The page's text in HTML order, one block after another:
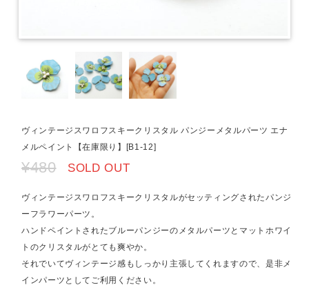
ヴィンテージスワロフスキークリスタル パンジーメタルパーツ エナ
メルペイント【在庫限り】[B1-12]
¥480 SOLD OUT
ヴィンテージスワロフスキークリスタルがセッティングされたパンジ
ーフラワーパーツ。
ハンドペイントされたブルーパンジーのメタルパーツとマットホワイ
トのクリスタルがとても爽やか。
それでいてヴィンテージ感もしっかり主張してくれますので、是非メ
インパーツとしてご利用ください。